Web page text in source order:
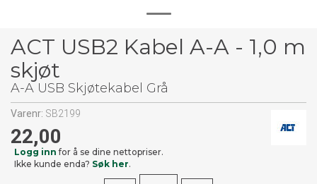
ACT USB2 Kabel A-A - 1,0 m
skjøt
A-A USB Skjøtekabel Grå
Varenr: SB2199
22,00
Logg inn for å se dine nettopriser.
Ikke kunde enda? Søk her.